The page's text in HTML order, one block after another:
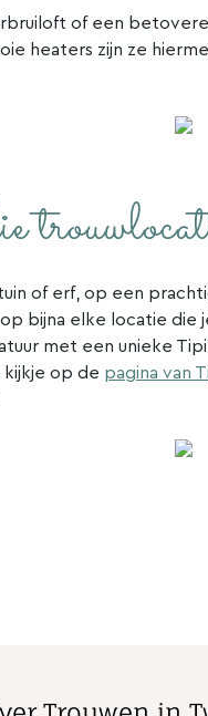
of een
heaters zijn ze
of erf, op een
bijna elke locatie die
met een unieke
op de pagina van